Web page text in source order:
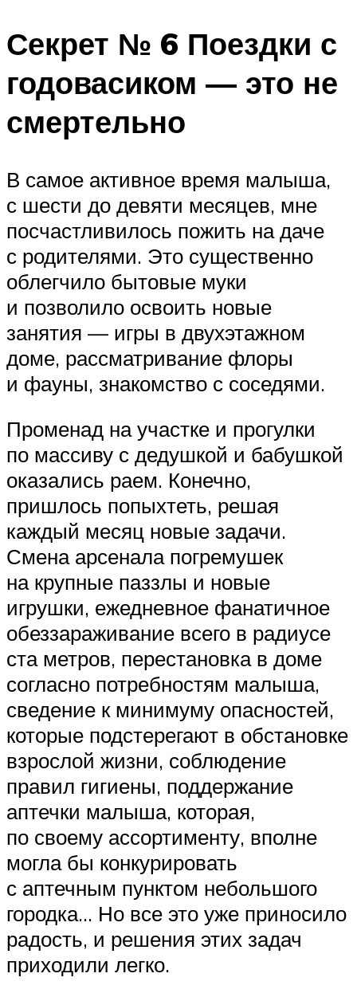
Секрет № 6 Поездки с
годовасиком — это не
смертельно
В самое активное время малыша,
с шести до девяти месяцев, мне
посчастливилось пожить на даче
с родителями. Это существенно
облегчило бытовые муки
и позволило освоить новые
занятия — игры в двухэтажном
доме, рассматривание флоры
и фауны, знакомство с соседями.
Променад на участке и прогулки
по массиву с дедушкой и бабушкой
оказались раем. Конечно,
пришлось попыхтеть, решая
каждый месяц новые задачи.
Смена арсенала погремушек
на крупные паззлы и новые
игрушки, ежедневное фанатичное
обеззараживание всего в радиусе
ста метров, перестановка в доме
согласно потребностям малыша,
сведение к минимуму опасностей,
которые подстерегают в обстановке
взрослой жизни, соблюдение
правил гигиены, поддержание
аптечки малыша, которая,
по своему ассортименту, вполне
могла бы конкурировать
с аптечным пунктом небольшого
городка… Но все это уже приносило
радость, и решения этих задач
приходили легко.